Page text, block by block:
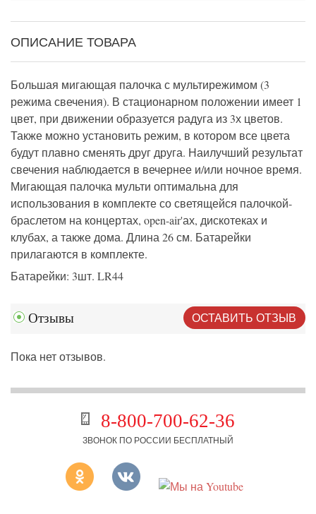
ОПИСАНИЕ ТОВАРА
Большая мигающая палочка с мультирежимом (3
режима свечения). В стационарном положении имеет 1
цвет, при движении образуется радуга из 3х цветов.
Также можно установить режим, в котором все цвета
будут плавно сменять друг друга. Наилучший результат
свечения наблюдается в вечернее и/или ночное время.
Мигающая палочка мульти оптимальна для
использования в комплекте со светящейся палочкой-
браслетом на концертах, open-air'ах, дискотеках и
клубах, а также дома. Длина 26 см. Батарейки
прилагаются в комплекте.
Батарейки: 3шт. LR44
Отзывы ОСТАВИТЬ ОТЗЫВ
Пока нет отзывов.
8-800-700-62-36
ЗВОНОК ПО РОССИИ БЕСПЛАТНЫЙ